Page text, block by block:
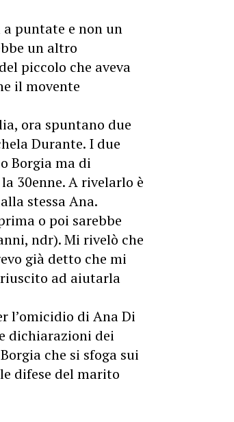
puntate e non un
un altro
piccolo che aveva
il movente
ora spuntano due
Durante. I due
Borgia ma di
30enne. A rivelarlo è
stessa Ana.
o poi sarebbe
ndr). Mi rivelò che
già detto che mi
ad aiutarla
l’omicidio di Ana Di
dichiarazioni dei
che si sfoga sui
difese del marito